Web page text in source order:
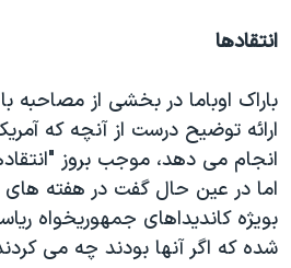
انتقادها
باراک اوباما در بخشی از مصاحبه
ارائه توضیح درست از آنچه که
انجام می دهد، موجب بروز
اما در عین حال گفت در هفته های
بویژه کاندیداهای جمهوریخواه
شده که اگر آنها بودند چه می